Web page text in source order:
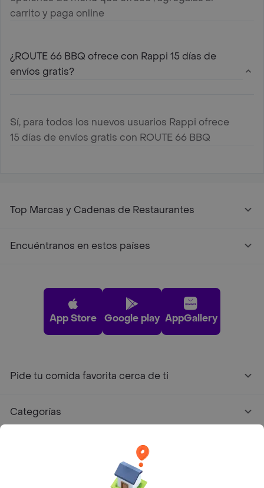
carrito y paga online
¿ROUTE 66 BBQ ofrece con Rappi 15 días de
envíos gratis?
Sí, para todos los nuevos usuarios Rappi ofrece
15 días de envíos gratis con ROUTE 66 BBQ
Top Marcas y Cadenas de Restaurantes
Encuéntranos en estos países
App Store Google play AppGallery
Pide tu comida favorita cerca de ti
Categorías